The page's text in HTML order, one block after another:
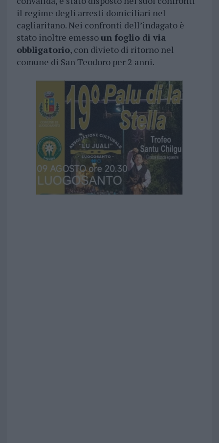
il regime degli arresti domiciliari nel
cagliaritano. Nei confronti dell’indagato è
stato inoltre emessoun foglio di via
obbligatorio, con divieto di ritorno nel
comune di San Teodoro per 2 anni.